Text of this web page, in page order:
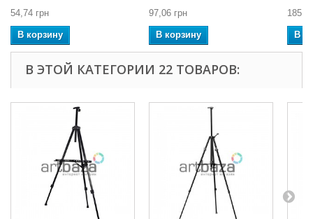
54,74 грн
В корзину
97,06 грн
В корзину В
В ЭТОЙ КАТЕГОРИИ 22 ТОВАРОВ: